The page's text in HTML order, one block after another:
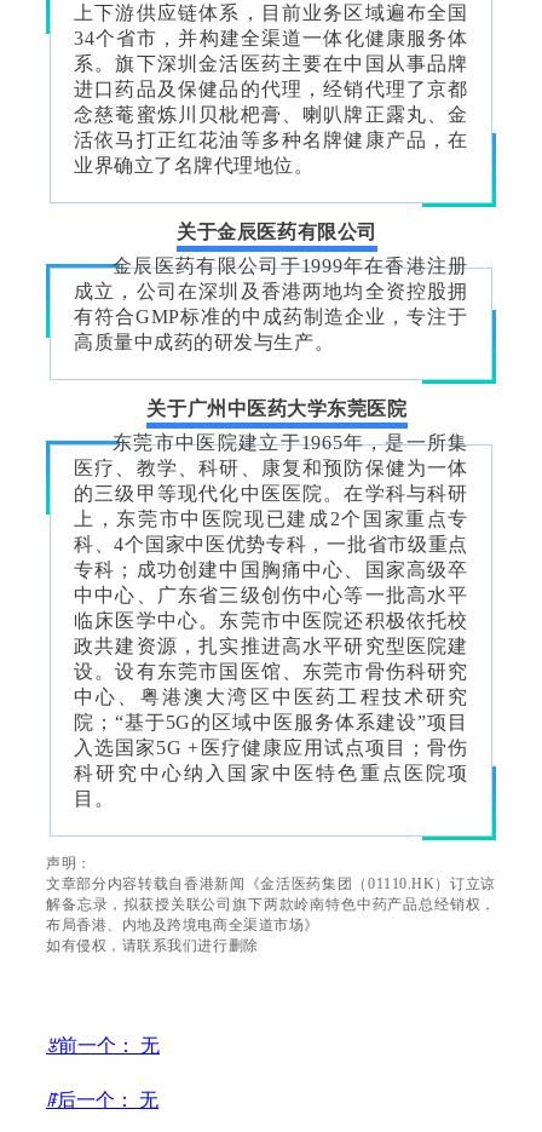
上下游供应链体系，目前业务区域遍布全国
34个省市，并构建全渠道一体化健康服务体
系。旗下深圳金活医药主要在中国从事品牌
进口药品及保健品的代理，经销代理了京都
念慈菴蜜炼川贝枇杷膏、喇叭牌正露丸、金
活依马打正红花油等多种名牌健康产品，在
业界确立了名牌代理地位。
关于金辰医药有限公司
金辰医药有限公司于1999年在香港注册
成立，公司在深圳及香港两地均全资控股拥
有符合GMP标准的中成药制造企业，专注于
高质量中成药的研发与生产。
关于广州中医药大学东莞医院
东莞市中医院建立于1965年，是一所集
医疗、教学、科研、康复和预防保健为一体
的三级甲等现代化中医医院。在学科与科研
上，东莞市中医院现已建成2个国家重点专
科、4个国家中医优势专科，一批省市级重点
专科；成功创建中国胸痛中心、国家高级卒
中中心、广东省三级创伤中心等一批高水平
临床医学中心。东莞市中医院还积极依托校
政共建资源，扎实推进高水平研究型医院建
设。设有东莞市国医馆、东莞市骨伤科研究
中心、粤港澳大湾区中医药工程技术研究
院；“基于5G的区域中医服务体系建设”项目
入选国家5G +医疗健康应用试点项目；骨伤
科研究中心纳入国家中医特色重点医院项
目。
声明：
文章部分内容转载自香港新闻《金活医药集团（01110.HK）订立谅
解备忘录，拟获授关联公司旗下两款岭南特色中药产品总经销权，
布局香港、内地及跨境电商全渠道市场》
如有侵权，请联系我们进行删除
ꂃ前一个： 无
ꁹ后一个： 无